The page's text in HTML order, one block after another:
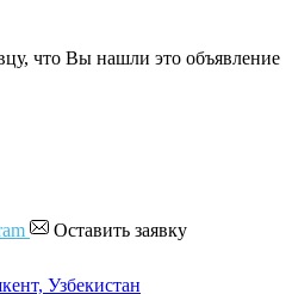
что Вы нашли это объявление
Оставить заявку